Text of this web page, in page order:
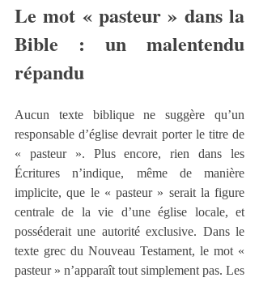
Le mot « pasteur » dans la
Bible : un malentendu
répandu
Aucun texte biblique ne suggère qu’un
responsable d’église devrait porter le titre de
« pasteur ». Plus encore, rien dans les
Écritures n’indique, même de manière
implicite, que le « pasteur » serait la figure
centrale de la vie d’une église locale, et
posséderait une autorité exclusive. Dans le
texte grec du Nouveau Testament, le mot «
pasteur » n’apparaît tout simplement pas. Les